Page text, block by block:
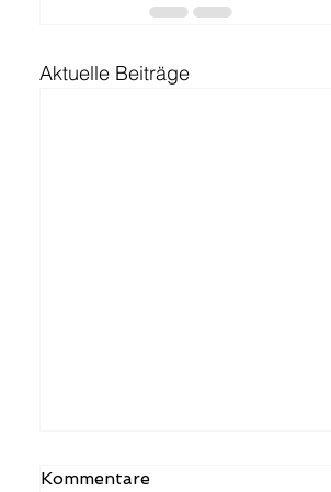
Aktuelle Beiträge
Case Studies — Hamburg
Kommentare